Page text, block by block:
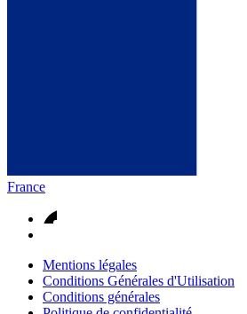
France
Mentions légales
Conditions Générales d'Utilisation
Conditions générales